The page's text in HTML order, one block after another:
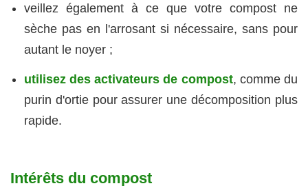
veillez également à ce que votre compost ne
sèche pas en l'arrosant si nécessaire, sans pour
autant le noyer ;
utilisez des activateurs de compost, comme du
purin d'ortie pour assurer une décomposition plus
rapide.
Intérêts du compost